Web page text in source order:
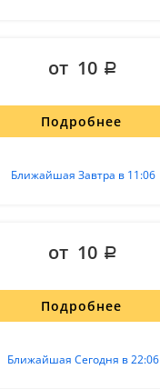
Подробнее
Ближайшая Завтра в 11:06
от 10
Подробнее
Ближайшая Сегодня в 22:06
от 10